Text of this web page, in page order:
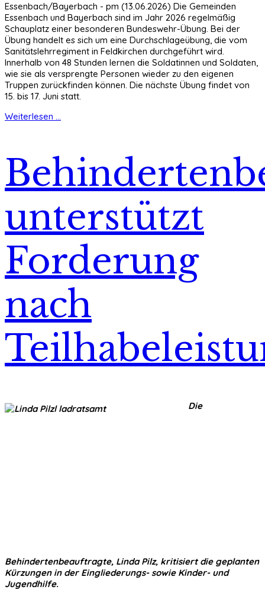
Essenbach/Bayerbach - pm (13.06.2026) Die Gemeinden
Essenbach und Bayerbach sind im Jahr 2026 regelmäßig
Schauplatz einer besonderen Bundeswehr-Übung. Bei der
Übung handelt es sich um eine Durchschlageübung, die vom
Sanitätslehrregiment in Feldkirchen durchgeführt wird.
Innerhalb von 48 Stunden lernen die Soldatinnen und Soldaten,
wie sie als versprengte Personen wieder zu den eigenen
Truppen zurückfinden können. Die nächste Übung findet von
15. bis 17. Juni statt.
Weiterlesen ...
unterstützt
Forderung
nach
Die
Behindertenbeauftragte, Linda Pilz, kritisiert die geplanten
Kürzungen in der Eingliederungs- sowie Kinder- und
Jugendhilfe.